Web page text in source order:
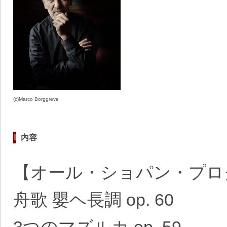
(c)Marco Borggreve
内容
【オール・ショパン・プ
舟歌 嬰ヘ長調 op. 60